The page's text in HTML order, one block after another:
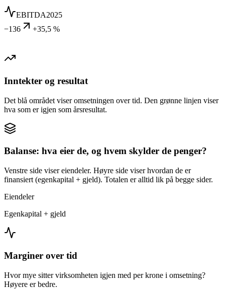
EBITDA2025
−136
+35,5 %
Inntekter og resultat
Det blå området viser omsetningen over tid. Den grønne linjen viser
hva som er igjen som årsresultat.
Balanse: hva eier de, og hvem skylder de penger?
Venstre side viser eiendeler. Høyre side viser hvordan de er
finansiert (egenkapital + gjeld). Totalen er alltid lik på begge sider.
Eiendeler
Egenkapital + gjeld
Marginer over tid
Hvor mye sitter virksomheten igjen med per krone i omsetning?
Høyere er bedre.